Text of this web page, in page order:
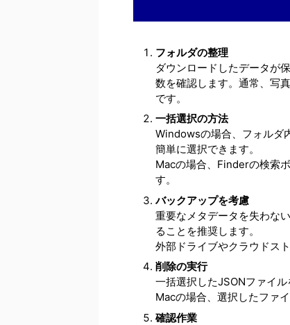
フォルダの整理
ダウンロードしたデータが
数を確認します。通常、写
です。
一括選択の方法
Windowsの場合、フォルダ
簡単に選択できます。
Macの場合、Finderの検索
す。
バックアップを考慮
重要なメタデータを失わな
ることを推奨します。
外部ドライブやクラウドス
削除の実行
一括選択したJSONファイル
Macの場合、選択したファ
確認作業